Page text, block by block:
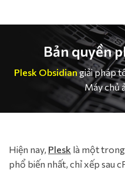
Bản quyền
Plesk Obsidiangiải pháp
Máy chủ
Hiện nay, Plesk là một trong
phổ biến nhất, chỉ xếp sau